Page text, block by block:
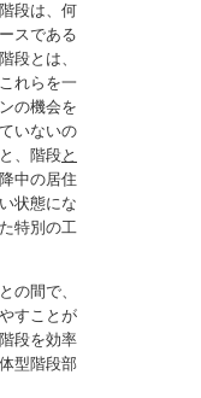
段は、何
スである
段とは、
れらを一
の機会を
いないの
、階段と
中の居住
状態にな
特別の工
の間で、
すことが
段を効率
型階段部